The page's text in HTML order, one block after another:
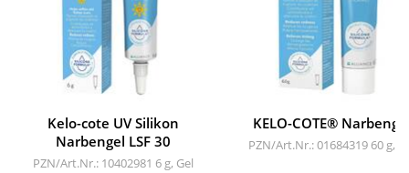
Kelo-cote UV Silikon
Narbengel LSF 30
PZN/Art.Nr.: 10402981 6 g, Gel
KELO-COTE®
PZN/Art.Nr.: 01684319 60 g,